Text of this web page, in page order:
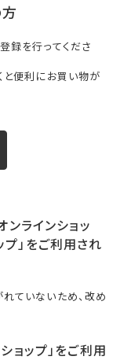
録を行ってくださ
と便利にお買い物が
ンラインショッ
プ」をご利用され
ていないため、改め
ョップ」をご利用